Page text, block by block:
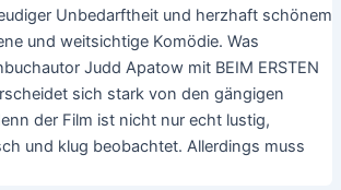
Unbedarftheit und herzhaft schönem
und weitsichtige Komödie. Was
Judd Apatow mit BEIM ERSTEN
sich stark von den gängigen
der Film ist nicht nur echt lustig,
und klug beobachtet. Allerdings muss